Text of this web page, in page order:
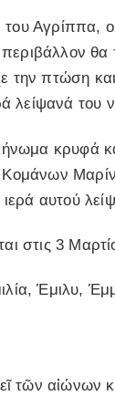
Αγρίππα, ο
περιβάλλον
πτώση
λείψανά του
κρυφά
αυτού
στις 3
Έμιλυ,
τῶν αἰώνων